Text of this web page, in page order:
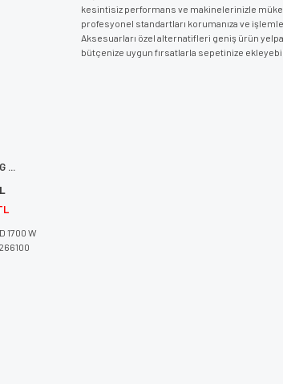
...
kesintisiz performans ve makinelerinizle
profesyonel standartları korumanıza ve
Aksesuarları özel alternatifleri geniş ürün
bütçenize uygun fırsatlarla sepetinize